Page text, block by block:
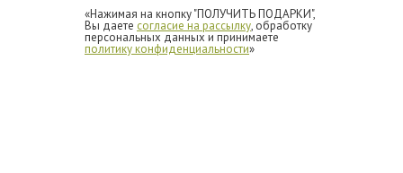
«Нажимая на кнопку "ПОЛУЧИТЬ ПОДАРКИ",
Вы даете согласие на рассылку, обработку
персональных данных и принимаете
политику конфиденциальности»